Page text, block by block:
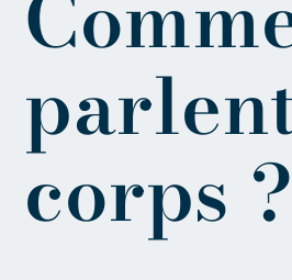
corps ?